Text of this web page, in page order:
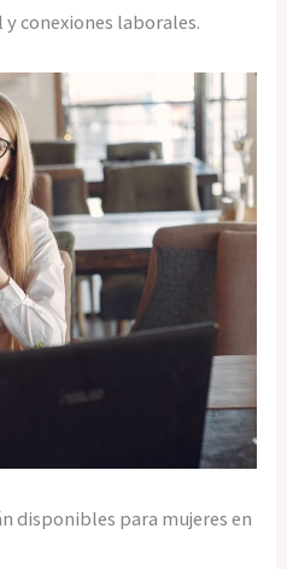
conexiones laborales.
disponibles para mujeres en